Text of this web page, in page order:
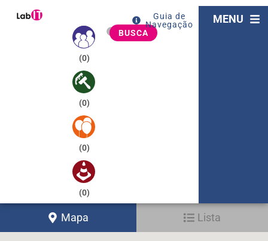
(0)
(0)
(0)
(0)
BUSCA
Guia de
Navegação
MENU
Mapa Lista